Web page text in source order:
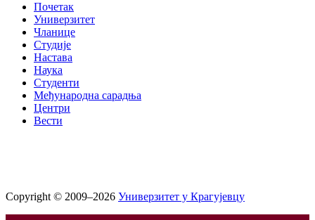
Почетак
Универзитет
Чланице
Студије
Настава
Наука
Студенти
Међународна сарадња
Центри
Вести
Copyright © 2009–2026 Универзитет у Крагујевцу